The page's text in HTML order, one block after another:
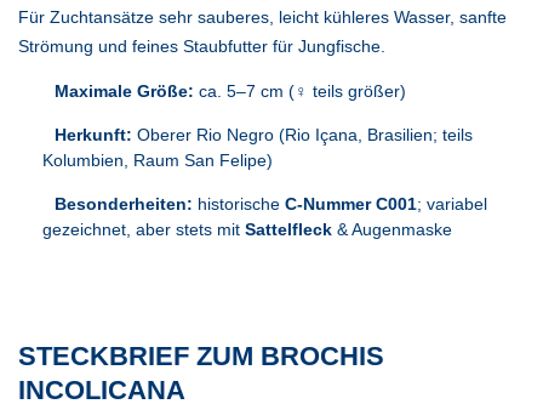
Für Zuchtansätze sehr sauberes, leicht kühleres Wasser, sanfte
Strömung und feines Staubfutter für Jungfische.
Maximale Größe: ca. 5–7 cm (♀ teils größer)
Herkunft: Oberer Rio Negro (Rio Içana, Brasilien; teils
Kolumbien, Raum San Felipe)
Besonderheiten: historische C-Nummer C001; variabel
gezeichnet, aber stets mit Sattelfleck & Augenmaske
STECKBRIEF ZUM BROCHIS
INCOLICANA